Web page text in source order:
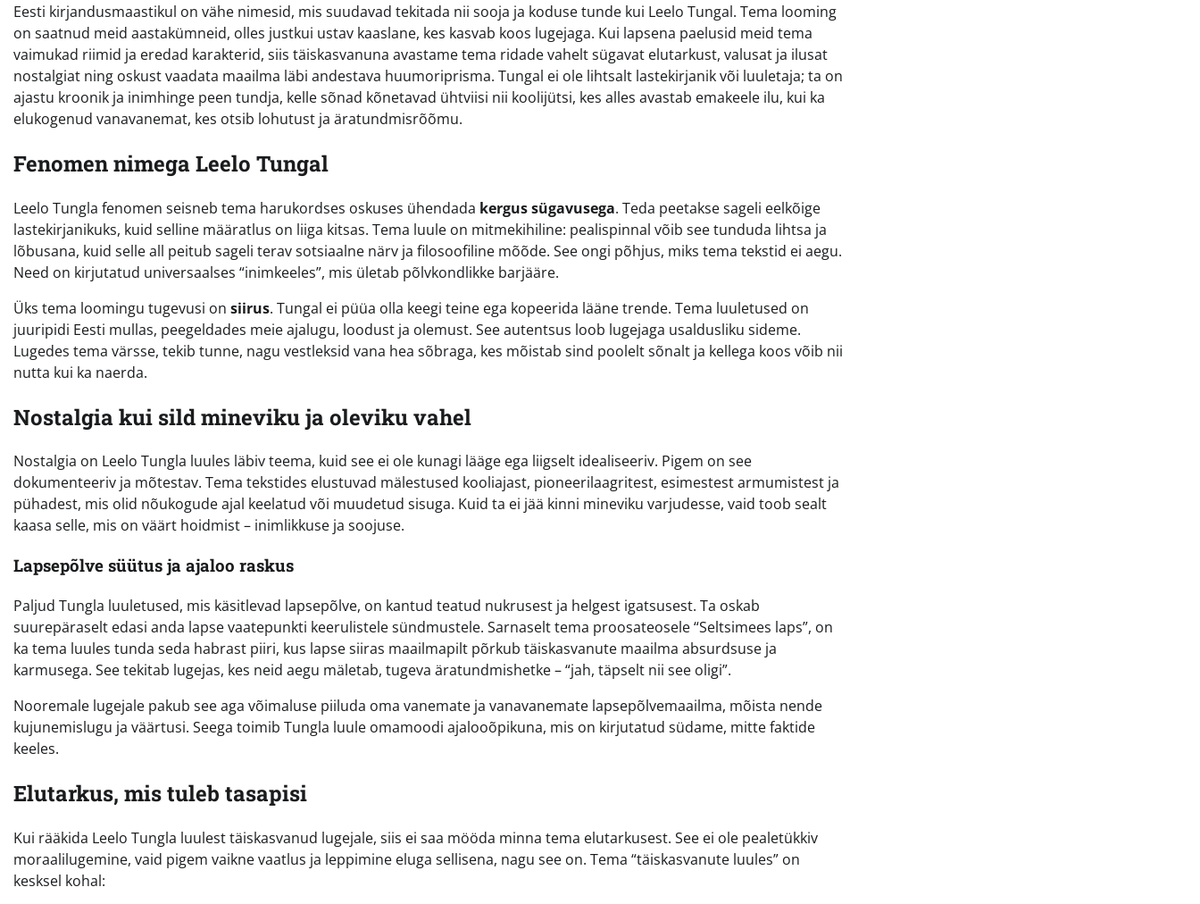
Eesti kirjandusmaastikul on vähe nimesid, mis suudavad tekitada nii sooja ja koduse tunde kui Leelo Tungal. Tema looming
on saatnud meid aastakümneid, olles justkui ustav kaaslane, kes kasvab koos lugejaga. Kui lapsena paelusid meid tema
vaimukad riimid ja eredad karakterid, siis täiskasvanuna avastame tema ridade vahelt sügavat elutarkust, valusat ja ilusat
nostalgiat ning oskust vaadata maailma läbi andestava huumoriprisma. Tungal ei ole lihtsalt lastekirjanik või luuletaja; ta on
ajastu kroonik ja inimhinge peen tundja, kelle sõnad kõnetavad ühtviisi nii koolijütsi, kes alles avastab emakeele ilu, kui ka
elukogenud vanavanemat, kes otsib lohutust ja äratundmisrõõmu.
Fenomen nimega Leelo Tungal
Leelo Tungla fenomen seisneb tema harukordses oskuses ühendada kergus sügavusega. Teda peetakse sageli eelkõige
lastekirjanikuks, kuid selline määratlus on liiga kitsas. Tema luule on mitmekihiline: pealispinnal võib see tunduda lihtsa ja
lõbusana, kuid selle all peitub sageli terav sotsiaalne närv ja filosoofiline mõõde. See ongi põhjus, miks tema tekstid ei aegu.
Need on kirjutatud universaalses “inimkeeles”, mis ületab põlvkondlikke barjääre.
Üks tema loomingu tugevusi on siirus. Tungal ei püüa olla keegi teine ega kopeerida lääne trende. Tema luuletused on
juuripidi Eesti mullas, peegeldades meie ajalugu, loodust ja olemust. See autentsus loob lugejaga usaldusliku sideme.
Lugedes tema värsse, tekib tunne, nagu vestleksid vana hea sõbraga, kes mõistab sind poolelt sõnalt ja kellega koos võib nii
nutta kui ka naerda.
Nostalgia kui sild mineviku ja oleviku vahel
Nostalgia on Leelo Tungla luules läbiv teema, kuid see ei ole kunagi lääge ega liigselt idealiseeriv. Pigem on see
dokumenteeriv ja mõtestav. Tema tekstides elustuvad mälestused kooliajast, pioneerilaagritest, esimestest armumistest ja
pühadest, mis olid nõukogude ajal keelatud või muudetud sisuga. Kuid ta ei jää kinni mineviku varjudesse, vaid toob sealt
kaasa selle, mis on väärt hoidmist – inimlikkuse ja soojuse.
Lapsepõlve süütus ja ajaloo raskus
Paljud Tungla luuletused, mis käsitlevad lapsepõlve, on kantud teatud nukrusest ja helgest igatsusest. Ta oskab
suurepäraselt edasi anda lapse vaatepunkti keerulistele sündmustele. Sarnaselt tema proosateosele “Seltsimees laps”, on
ka tema luules tunda seda habrast piiri, kus lapse siiras maailmapilt põrkub täiskasvanute maailma absurdsuse ja
karmusega. See tekitab lugejas, kes neid aegu mäletab, tugeva äratundmishetke – “jah, täpselt nii see oligi”.
Nooremale lugejale pakub see aga võimaluse piiluda oma vanemate ja vanavanemate lapsepõlvemaailma, mõista nende
kujunemislugu ja väärtusi. Seega toimib Tungla luule omamoodi ajalooõpikuna, mis on kirjutatud südame, mitte faktide
keeles.
Elutarkus, mis tuleb tasapisi
Kui rääkida Leelo Tungla luulest täiskasvanud lugejale, siis ei saa mööda minna tema elutarkusest. See ei ole pealetükkiv
moraalilugemine, vaid pigem vaikne vaatlus ja leppimine eluga sellisena, nagu see on. Tema “täiskasvanute luules” on
kesksel kohal: